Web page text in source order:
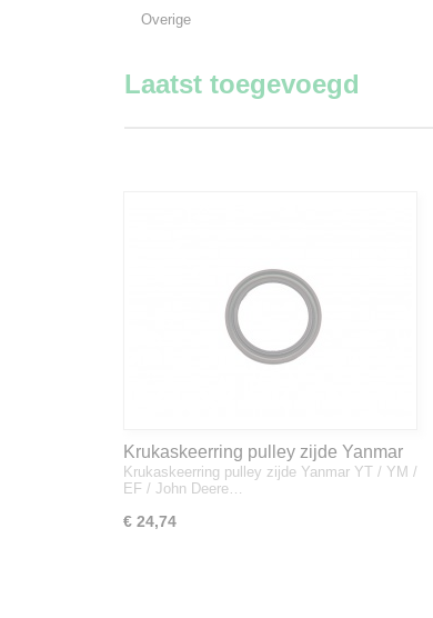
Overige
Laatst toegevoegd
Krukaskeerring pulley zijde Yanmar
YT / YM / EF / John Deere - 119934-
01800
Krukaskeerring pulley zijde Yanmar YT / YM /
EF / John Deere…
€ 24,74